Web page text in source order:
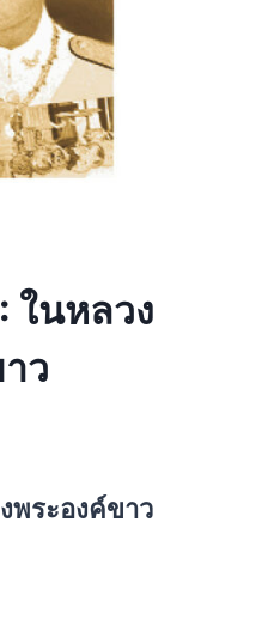
ในหลวง
ว
พระองค์ขาว